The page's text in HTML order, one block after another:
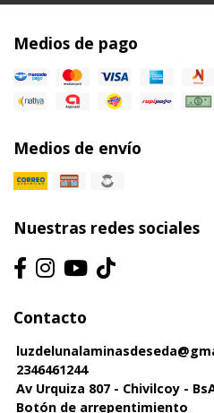
Medios de pago
Medios de envío
Nuestras redes sociales
Contacto
2346461244
Av Urquiza 807 - Chivilcoy -
Botón de arrepentimiento